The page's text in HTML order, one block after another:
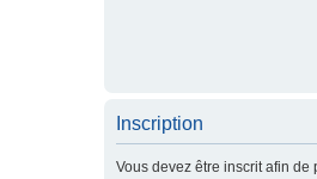
Inscription
Vous devez être inscrit afin de